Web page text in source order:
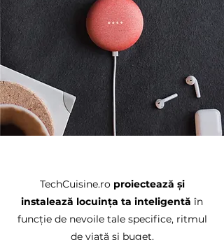
TechCuisine.ro proiectează și
instalează locuința ta inteligentă în
funcție de nevoile tale specifice, ritmul
de viață și buget.